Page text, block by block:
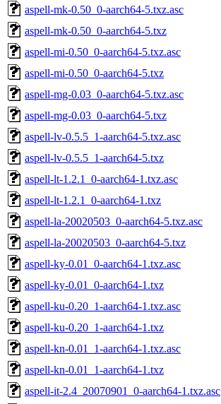
aspell-mk-0.50_0-aarch64-5.txz.asc
aspell-mk-0.50_0-aarch64-5.txz
aspell-mi-0.50_0-aarch64-5.txz.asc
aspell-mi-0.50_0-aarch64-5.txz
aspell-mg-0.03_0-aarch64-5.txz.asc
aspell-mg-0.03_0-aarch64-5.txz
aspell-lv-0.5.5_1-aarch64-5.txz.asc
aspell-lv-0.5.5_1-aarch64-5.txz
aspell-lt-1.2.1_0-aarch64-1.txz.asc
aspell-lt-1.2.1_0-aarch64-1.txz
aspell-la-20020503_0-aarch64-5.txz.asc
aspell-la-20020503_0-aarch64-5.txz
aspell-ky-0.01_0-aarch64-1.txz.asc
aspell-ky-0.01_0-aarch64-1.txz
aspell-ku-0.20_1-aarch64-1.txz.asc
aspell-ku-0.20_1-aarch64-1.txz
aspell-kn-0.01_1-aarch64-1.txz.asc
aspell-kn-0.01_1-aarch64-1.txz
aspell-it-2.4_20070901_0-aarch64-1.txz.asc